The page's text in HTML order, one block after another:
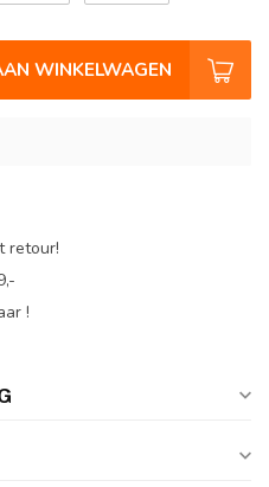
WINKELWAGEN
retour!
!